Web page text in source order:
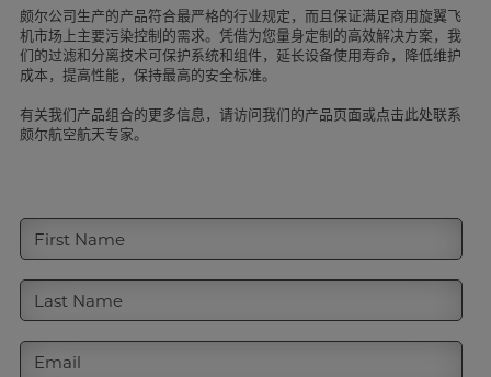
颇尔公司生产的产品符合最严格的行业规定，而且保证满足商用旋翼飞
机市场上主要污染控制的需求。凭借为您量身定制的高效解决方案，我
们的过滤和分离技术可保护系统和组件，延长设备使用寿命，降低维护
成本，提高性能，保持最高的安全标准。
有关我们产品组合的更多信息，请访问我们的产品页面或点击此处联系
颇尔航空航天专家。
First Name
Last Name
Email